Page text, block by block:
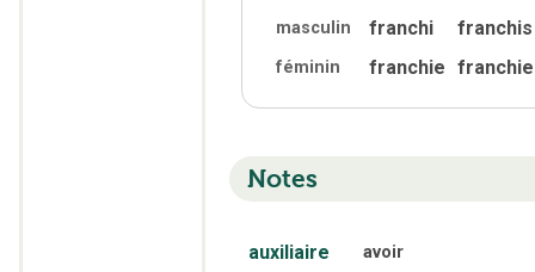
masculin
franchi franchis
féminin franchie
Notes
auxiliaire avoir